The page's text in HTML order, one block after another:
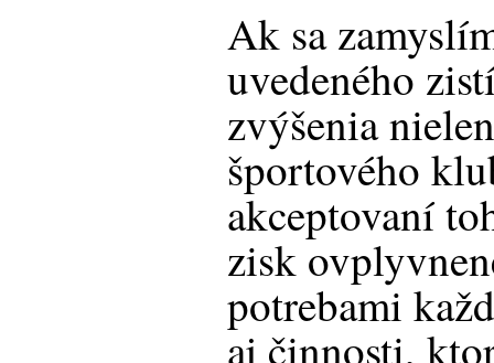
Ak sa
uvedeného
zvýšenia
športového
akceptovaní
zisk
potrebami
aj činnosti,